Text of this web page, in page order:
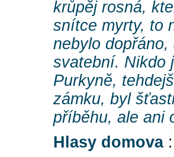
krůpěj rosná,
snítce myrty, to
nebylo
svatební. Nikdo
Purkyně,
zámku, byl
příběhu, ale ani
Hlasy domova